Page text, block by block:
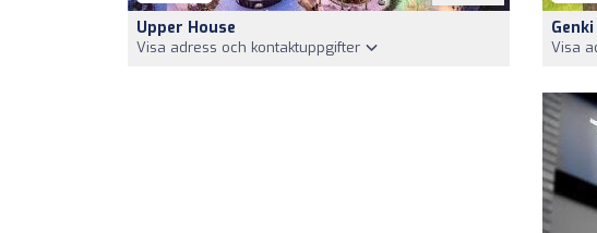
Upper House
Visa adress och kontaktuppgifter
Genki
Visa